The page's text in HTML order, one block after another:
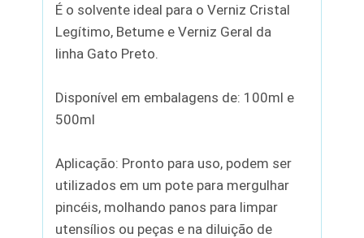
É o solvente ideal para o Verniz Cristal
Legítimo, Betume e Verniz Geral da
linha Gato Preto.
Disponível em embalagens de: 100ml e
500ml
Aplicação: Pronto para uso, podem ser
utilizados em um pote para mergulhar
pincéis, molhando panos para limpar
utensílios ou peças e na diluição de